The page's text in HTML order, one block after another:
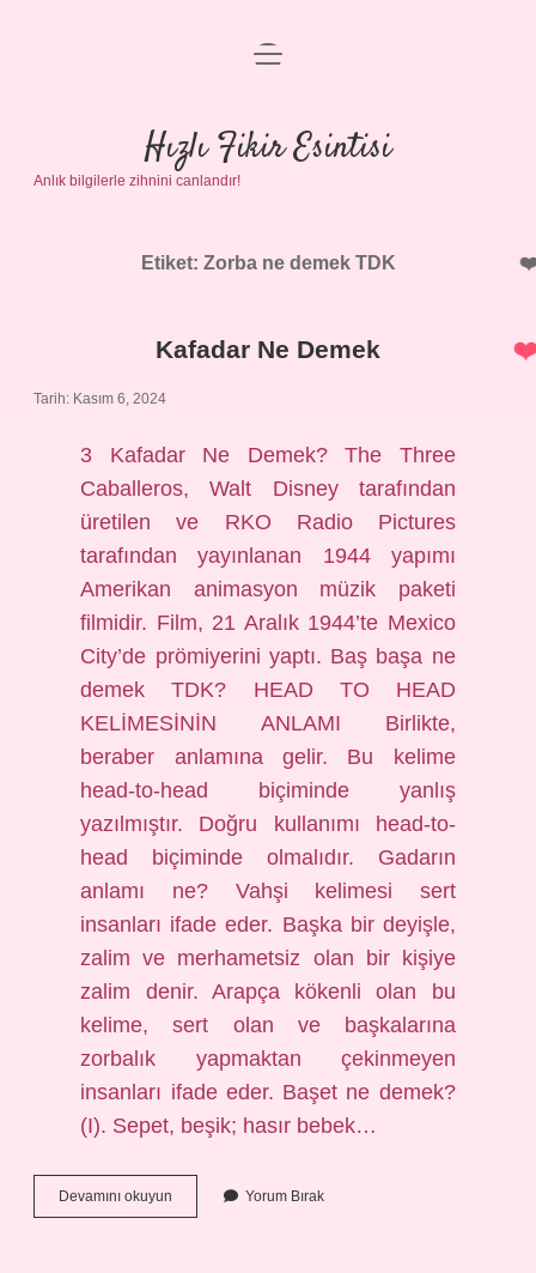
Anasayfa
Gizlilik Politikası
Yasal Uyarı
menüyü
Hızlı Fikir Esintisi
Anlık bilgilerle zihnini canlandır!
Etiket: Zorba ne demek TDK
Kafadar Ne Demek
Tarih: Kasım 6, 2024
3 Kafadar Ne Demek? The Three
Caballeros, Walt Disney tarafından
üretilen ve RKO Radio Pictures
tarafından yayınlanan 1944 yapımı
Amerikan animasyon müzik paketi
filmidir. Film, 21 Aralık 1944’te Mexico
City’de prömiyerini yaptı. Baş başa ne
demek TDK? HEAD TO HEAD
KELİMESİNİN ANLAMI Birlikte,
beraber anlamına gelir. Bu kelime
head-to-head biçiminde yanlış
yazılmıştır. Doğru kullanımı head-to-
head biçiminde olmalıdır. Gadarın
anlamı ne? Vahşi kelimesi sert
insanları ifade eder. Başka bir deyişle,
zalim ve merhametsiz olan bir kişiye
zalim denir. Arapça kökenli olan bu
kelime, sert olan ve başkalarına
zorbalık yapmaktan çekinmeyen
insanları ifade eder. Başet ne demek?
(I). Sepet, beşik; hasır bebek…
Devamını okuyun
Ne
Yorum Bırak